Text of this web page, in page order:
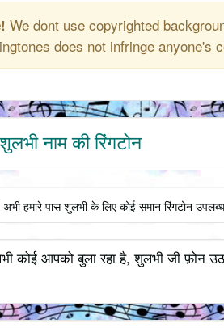
We dont use copyrighted
does not infringe anyone's
नाम की रिंगटोन
हमारे पास शुलभी के लिए कोई समान रिंगटोन
कोई आपको बुला रहा है, शुलभी जी फ़ोन